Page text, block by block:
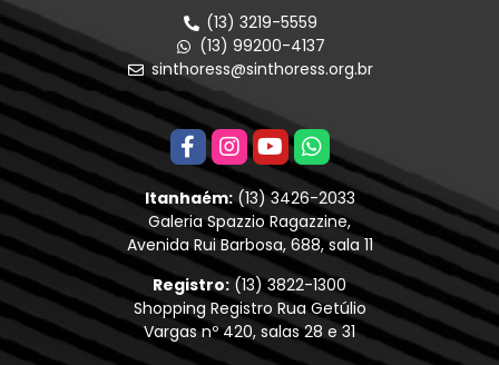
(13) 3219-5559
(13) 99200-4137
sinthoress@sinthoress.org.br
Itanhaém:(13) 3426-2033
Galeria Spazzio Ragazzine,
Avenida Rui Barbosa, 688, sala 11
Registro:(13) 3822-1300
Shopping Registro Rua Getúlio
Vargas nº 420, salas 28 e 31